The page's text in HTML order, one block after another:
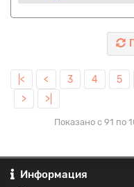
|< < 3 4 5
>
>|
Показано с 91 по
Информация